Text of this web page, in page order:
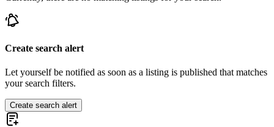
Create search alert
Let yourself be notified as soon as a listing is published that matches
your search filters.
Create search alert